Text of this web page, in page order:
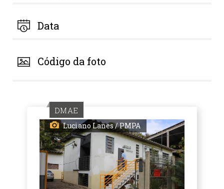
Data
Código da foto
DMAE
Luciano Lanes / PMPA